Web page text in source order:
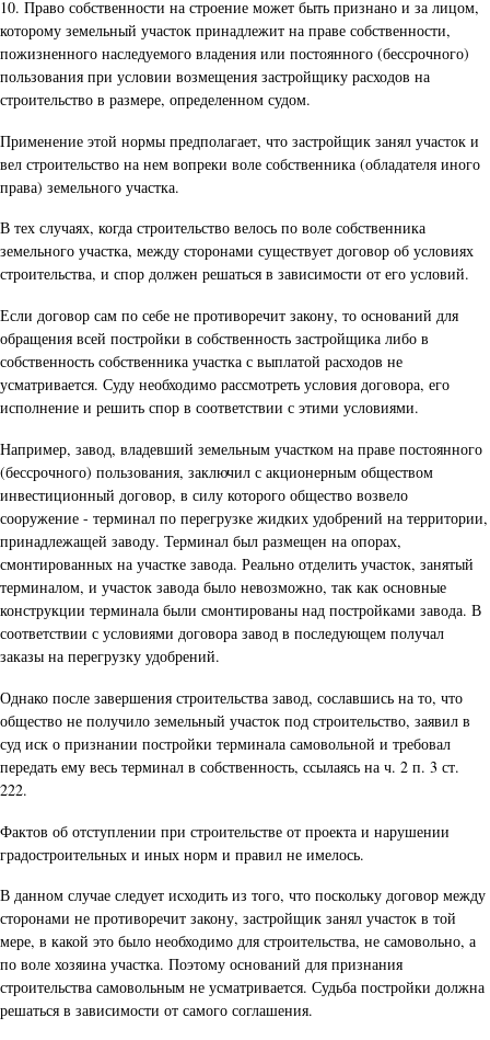
10. Право собственности на строение может быть признано и за лицом,
которому земельный участок принадлежит на праве собственности,
пожизненного наследуемого владения или постоянного (бессрочного)
пользования при условии возмещения застройщику расходов на
строительство в размере, определенном судом.
Применение этой нормы предполагает, что застройщик занял участок и
вел строительство на нем вопреки воле собственника (обладателя иного
права) земельного участка.
В тех случаях, когда строительство велось по воле собственника
земельного участка, между сторонами существует договор об условиях
строительства, и спор должен решаться в зависимости от его условий.
Если договор сам по себе не противоречит закону, то оснований для
обращения всей постройки в собственность застройщика либо в
собственность собственника участка с выплатой расходов не
усматривается. Суду необходимо рассмотреть условия договора, его
исполнение и решить спор в соответствии с этими условиями.
Например, завод, владевший земельным участком на праве постоянного
(бессрочного) пользования, заключил с акционерным обществом
инвестиционный договор, в силу которого общество возвело
сооружение - терминал по перегрузке жидких удобрений на территории,
принадлежащей заводу. Терминал был размещен на опорах,
смонтированных на участке завода. Реально отделить участок, занятый
терминалом, и участок завода было невозможно, так как основные
конструкции терминала были смонтированы над постройками завода. В
соответствии с условиями договора завод в последующем получал
заказы на перегрузку удобрений.
Однако после завершения строительства завод, сославшись на то, что
общество не получило земельный участок под строительство, заявил в
суд иск о признании постройки терминала самовольной и требовал
передать ему весь терминал в собственность, ссылаясь на ч. 2 п. 3 ст.
222.
Фактов об отступлении при строительстве от проекта и нарушении
градостроительных и иных норм и правил не имелось.
В данном случае следует исходить из того, что поскольку договор между
сторонами не противоречит закону, застройщик занял участок в той
мере, в какой это было необходимо для строительства, не самовольно, а
по воле хозяина участка. Поэтому оснований для признания
строительства самовольным не усматривается. Судьба постройки должна
решаться в зависимости от самого соглашения.